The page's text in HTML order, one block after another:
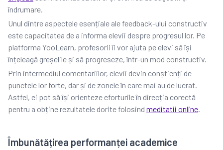
îndrumare.
Unul dintre aspectele esențiale ale feedback-ului constructiv
este capacitatea de a informa elevii despre progresul lor. Pe
platforma YooLearn, profesorii îi vor ajuta pe elevi să își
înțeleagă greșelile și să progreseze, într-un mod constructiv.
Prin intermediul comentariilor, elevii devin conștienți de
punctele lor forte, dar și de zonele în care mai au de lucrat.
Astfel, ei pot să își orienteze eforturile în direcția corectă
pentru a obține rezultatele dorite folosind meditatii online.
Îmbunătățirea performanței academice